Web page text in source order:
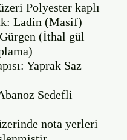
Polyester kaplı
Ladin (Masif)
(İthal gül
Yaprak Saz
Sedefli
nota yerleri